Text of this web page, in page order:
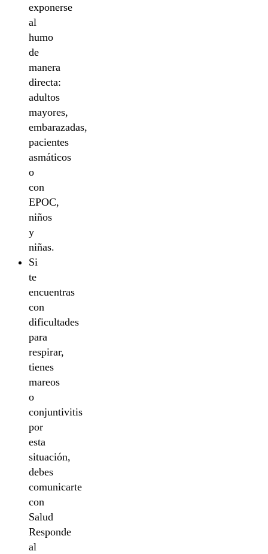
exponerse
al
humo
de
manera
directa:
adultos
mayores,
embarazadas,
pacientes
asmáticos
o
con
EPOC,
niños
y
niñas.
Si
te
encuentras
con
dificultades
para
respirar,
tienes
mareos
o
conjuntivitis
por
esta
situación,
debes
comunicarte
con
Salud
Responde
al